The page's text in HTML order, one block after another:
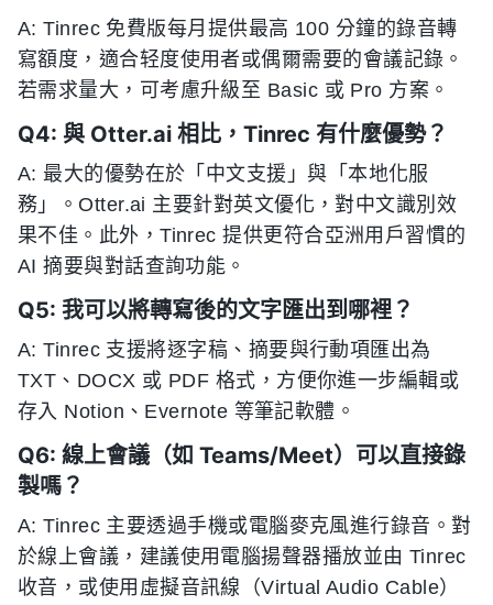
A: Tinrec 免費版每月提供最高 100 分鐘的錄音轉
寫額度，適合轻度使用者或偶爾需要的會議記錄。
若需求量大，可考慮升級至 Basic 或 Pro 方案。
Q4: 與 Otter.ai 相比，Tinrec 有什麼優勢？
A: 最大的優勢在於「中文支援」與「本地化服
務」。Otter.ai 主要針對英文優化，對中文識別效
果不佳。此外，Tinrec 提供更符合亞洲用戶習慣的
AI 摘要與對話查詢功能。
Q5: 我可以將轉寫後的文字匯出到哪裡？
A: Tinrec 支援將逐字稿、摘要與行動項匯出為
TXT、DOCX 或 PDF 格式，方便你進一步編輯或
存入 Notion、Evernote 等筆記軟體。
Q6: 線上會議（如 Teams/Meet）可以直接錄
製嗎？
A: Tinrec 主要透過手機或電腦麥克風進行錄音。對
於線上會議，建議使用電腦揚聲器播放並由 Tinrec
收音，或使用虛擬音訊線（Virtual Audio Cable）